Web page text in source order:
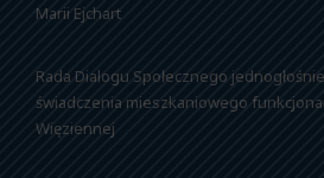
Marii Ejchart
Rada Dialogu Społecznego
świadczenia mieszkaniowego
Więziennej